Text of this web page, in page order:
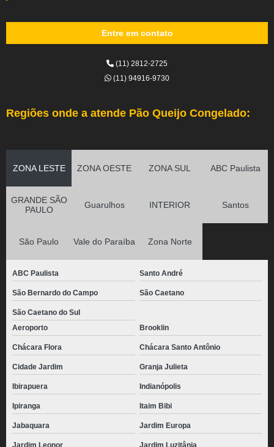
Entre em contato
(11) 2812-2725
(11) 94916-9730
Regiões onde a atende Pão Queijo Congelado:
ZONA LESTE ZONA OESTE ZONA SUL ABC Paulista
GRANDE SÃO
PAULO
Guarulhos INTERIOR Santos
São Paulo Vale do Paraíba Zona Norte
ABC Paulista Santo André
São Bernardo do Campo São Caetano
São Caetano do Sul
Aeroporto
Brooklin
Chácara Flora Chácara Santo Antônio
Cidade Jardim Granja Julieta
Ibirapuera Indianópolis
Ipiranga Itaim Bibi
Jabaquara Jardim Europa